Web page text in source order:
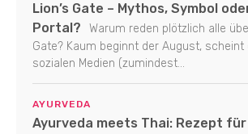
Lion’s Gate – Mythos, Symbol
Portal?
Warum reden plötzlich alle
Gate? Kaum beginnt der August, scheint
sozialen Medien (zumindest...
AYURVEDA
Ayurveda meets Thai: Rezept